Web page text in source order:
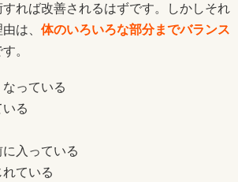
れば改善されるはずです。しかしそれ
は、 体のいろいろな部分までバランス
。
っている
る
入っている
ている